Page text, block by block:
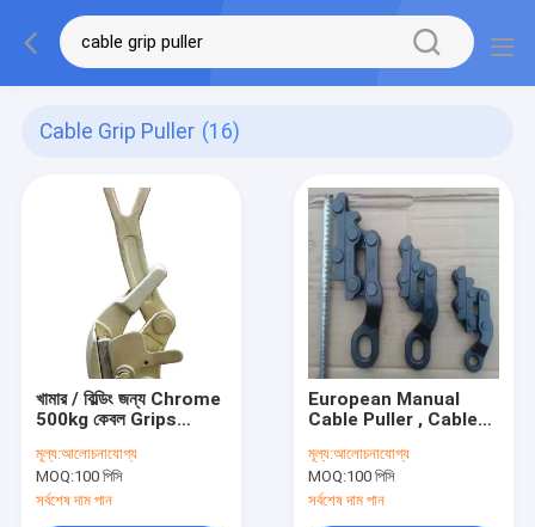
Cable Grip Puller (16)
খামার / বিল্ডিং জন্য Chrome
500kg কেবল Grips
মূল্য:আলোচনাযোগ্য
MOQ:100 পিসি
সর্বশেষ দাম পান
European Manual
Cable Puller , Cable
Farm / Building
মূল্য:আলোচনাযোগ্য
MOQ:100 পিসি
সর্বশেষ দাম পান